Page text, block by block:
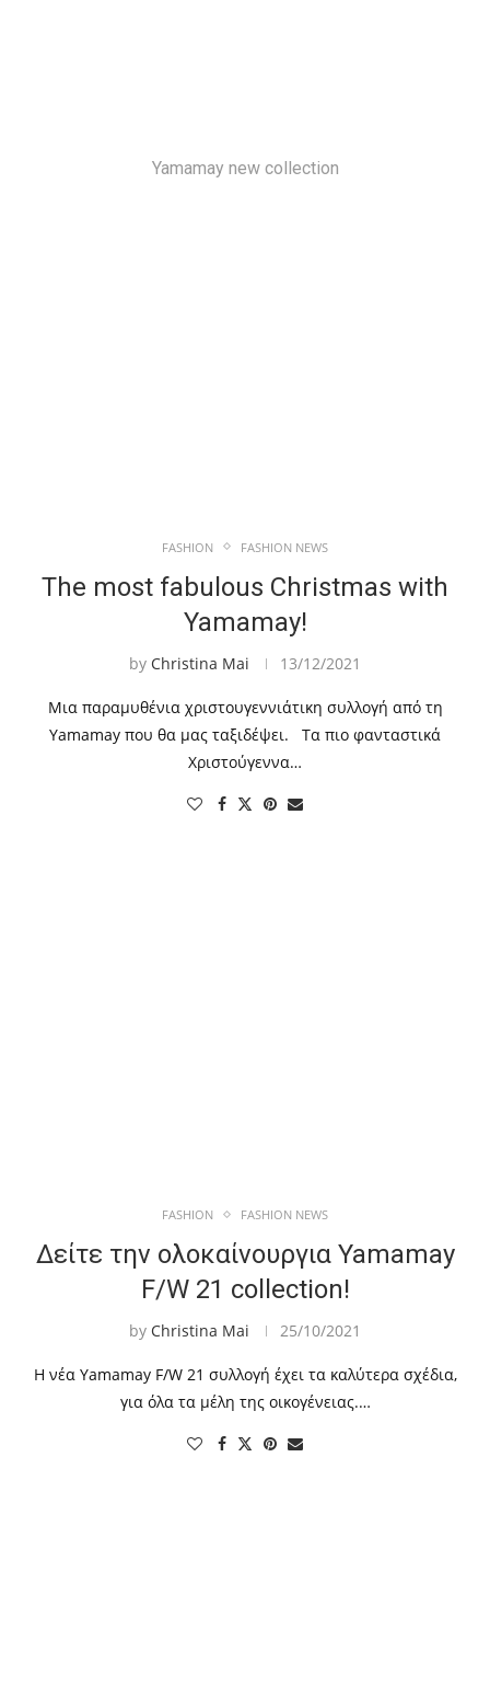
Yamamay new collection
FASHION FASHION NEWS
The most fabulous Christmas with
Yamamay!
by Christina Mai 13/12/2021
Μια παραμυθένια χριστουγεννιάτικη συλλογή από τη
Yamamay που θα μας ταξιδέψει. Τα πιο φανταστικά
Χριστούγεννα…
FASHION FASHION NEWS
Δείτε την ολοκαίνουργια Yamamay
F/W 21 collection!
by Christina Mai 25/10/2021
Η νέα Yamamay F/W 21 συλλογή έχει τα καλύτερα σχέδια,
για όλα τα μέλη της οικογένειας.…